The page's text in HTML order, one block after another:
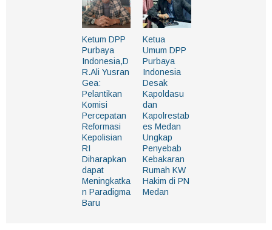
Ketum DPP
Purbaya
Indonesia,D
R.Ali Yusran
Gea:
Pelantikan
Komisi
Percepatan
Reformasi
Kepolisian
RI
Diharapkan
dapat
Meningkatka
n Paradigma
Baru
Ketua
Umum DPP
Purbaya
Indonesia
Desak
Kapoldasu
dan
Kapolrestab
es Medan
Ungkap
Penyebab
Kebakaran
Rumah KW
Hakim di PN
Medan